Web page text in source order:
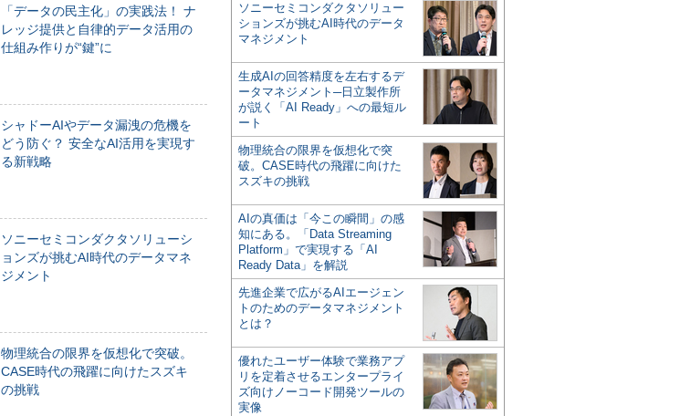
「データの民主化」の実践法！ ナ
レッジ提供と自律的データ活用の
仕組み作りが“鍵”に
シャドーAIやデータ漏洩の危機を
どう防ぐ？ 安全なAI活用を実現す
る新戦略
ソニーセミコンダクタソリューシ
ョンズが挑むAI時代のデータマネ
ジメント
物理統合の限界を仮想化で突破。
CASE時代の飛躍に向けたスズキ
の挑戦
ソニーセミコンダクタソリュー
ションズが挑むAI時代のデータ
マネジメント
生成AIの回答精度を左右するデ
ータマネジメント─日立製作所
が説く「AI Ready」への最短ル
ート
物理統合の限界を仮想化で突
破。CASE時代の飛躍に向けた
スズキの挑戦
AIの真価は「今この瞬間」の感
知にある。「Data Streaming
Platform」で実現する「AI
Ready Data」を解説
先進企業で広がるAIエージェン
トのためのデータマネジメント
とは？
優れたユーザー体験で業務アプ
リを定着させるエンタープライ
ズ向けノーコード開発ツールの
実像